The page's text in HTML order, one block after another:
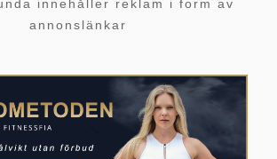
innehåller reklam i form av
annonslänkar